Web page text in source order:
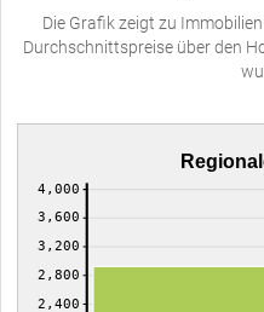
Die Grafik zeigt zu
Durchschnittspreise über den
2,400
2,800
3,200
3,600
4,000